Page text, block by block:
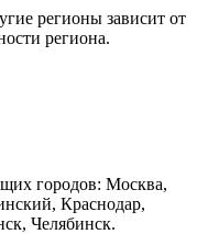
регионы зависит от
региона.
городов: Москва,
Краснодар,
Челябинск.